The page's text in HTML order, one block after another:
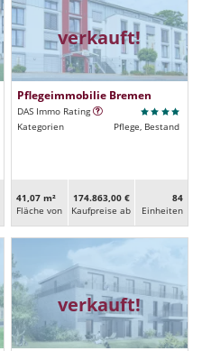
verkauft!
Pflegeimmobilie Bremen
DAS Immo Rating
Kategorien
Pflege, Bestand
41,07 m²
Fläche von
174.863,00 €
Kaufpreise ab
84
Ein­heiten
verkauft!